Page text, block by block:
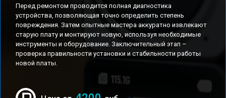
Перед ремонтом проводится полная диагностика
устройства, позволяющая точно определить степень
повреждения. Затем опытные мастера аккуратно извлекают
старую плату и монтируют новую, используя необходимые
инструменты и оборудование. Заключительный этап –
проверка правильности установки и стабильности работы
новой платы.